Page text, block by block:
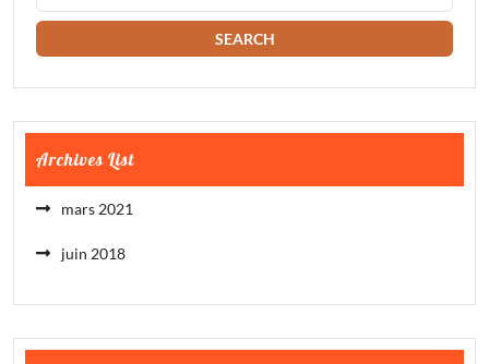
Archives List
mars 2021
juin 2018